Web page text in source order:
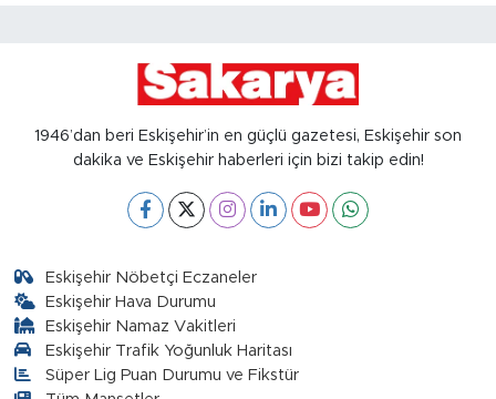
1946’dan beri Eskişehir’in en güçlü gazetesi, Eskişehir son
dakika ve Eskişehir haberleri için bizi takip edin!
Eskişehir Nöbetçi Eczaneler
Eskişehir Hava Durumu
Eskişehir Namaz Vakitleri
Eskişehir Trafik Yoğunluk Haritası
Süper Lig Puan Durumu ve Fikstür